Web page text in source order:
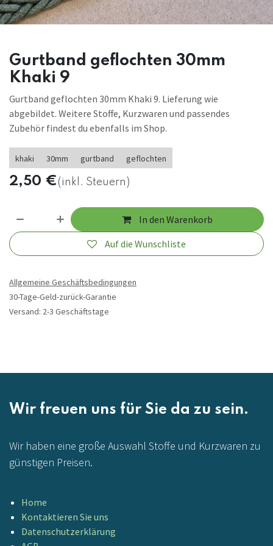
Gurtband geflochten 30mm
Khaki 9
Gurtband geflochten 30mm Khaki 9. Lieferung wie
abgebildet. Weitere Stoffe, Kurzwaren und passendes
Zubehör findest du ebenfalls im Shop.
khaki 30mm gurtband geflochten
2,50 €(inkl. Steuern)
In den Warenkorb
Auf die Wunschliste
Allgemeine Geschäftsbedingungen
30-Tage-Geld-zurück-Garantie
Versand: 2-3 Geschäftstage
Wir freuen uns für Sie da zu sein.
Wir haben eine große Auswahl Stoffe und Kurzwaren zu
günstigen Preisen.
Home
Kontaktieren Sie uns
Datenschutzerklärung